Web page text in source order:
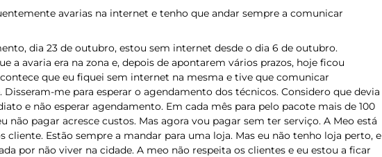
avarias na internet e tenho que andar sempre a comunicar
dia 23 de outubro, estou sem internet desde o dia 6 de outubro.
a avaria era na zona e, depois de apontarem vários prazos, hoje ficou
que eu fiquei sem internet na mesma e tive que comunicar
Disseram-me para esperar o agendamento dos técnicos. Considero que devia
e não esperar agendamento. Em cada mês para pelo pacote mais de 100
não pagar acresce custos. Mas agora vou pagar sem ter serviço. A Meo está
cliente. Estão sempre a mandar para uma loja. Mas eu não tenho loja perto, e
por não viver na cidade. A meo não respeita os clientes e eu estou a ficar